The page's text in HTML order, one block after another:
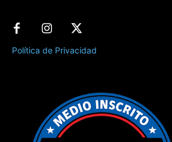
Política de Privacidad